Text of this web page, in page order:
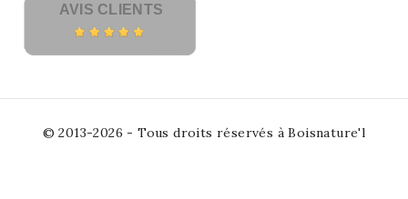
AVIS CLIENTS
© 2013-2026 - Tous droits réservés à Boisnature'l